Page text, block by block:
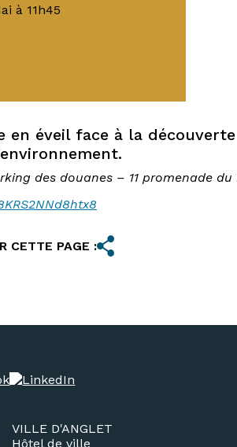
à 11h45
éveil face à la
des douanes – 11 promenade
CETTE PAGE :
VILLE D'ANGLET
Hôtel de ville